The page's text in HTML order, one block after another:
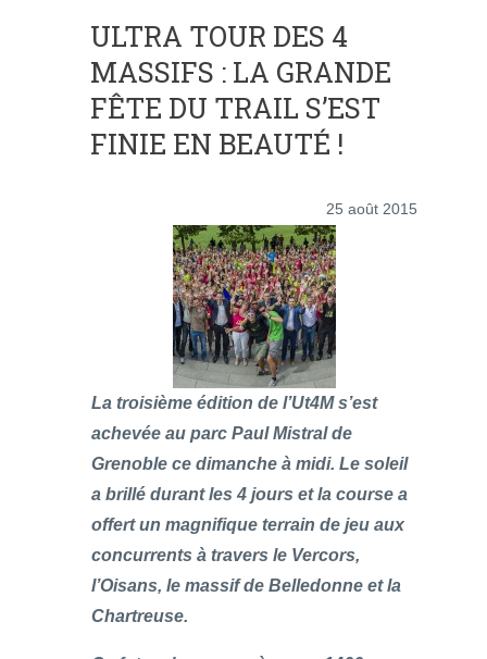
ULTRA TOUR DES 4
MASSIFS : LA GRANDE
FÊTE DU TRAIL S’EST
FINIE EN BEAUTÉ !
25 août 2015
La troisième édition de l’Ut4M s’est
achevée au parc Paul Mistral de
Grenoble ce dimanche à midi. Le soleil
a brillé durant les 4 jours et la course a
offert un magnifique terrain de jeu aux
concurrents à travers le Vercors,
l’Oisans, le massif de Belledonne et la
Chartreuse.